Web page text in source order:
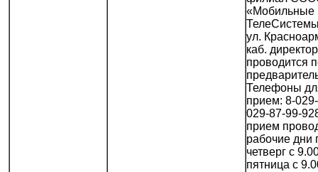
«Мобильные
ул.
каб.
проводится
Телефоны
прием: 8-
029-87-99-
прием
рабочие дни
четверг с
пятница с